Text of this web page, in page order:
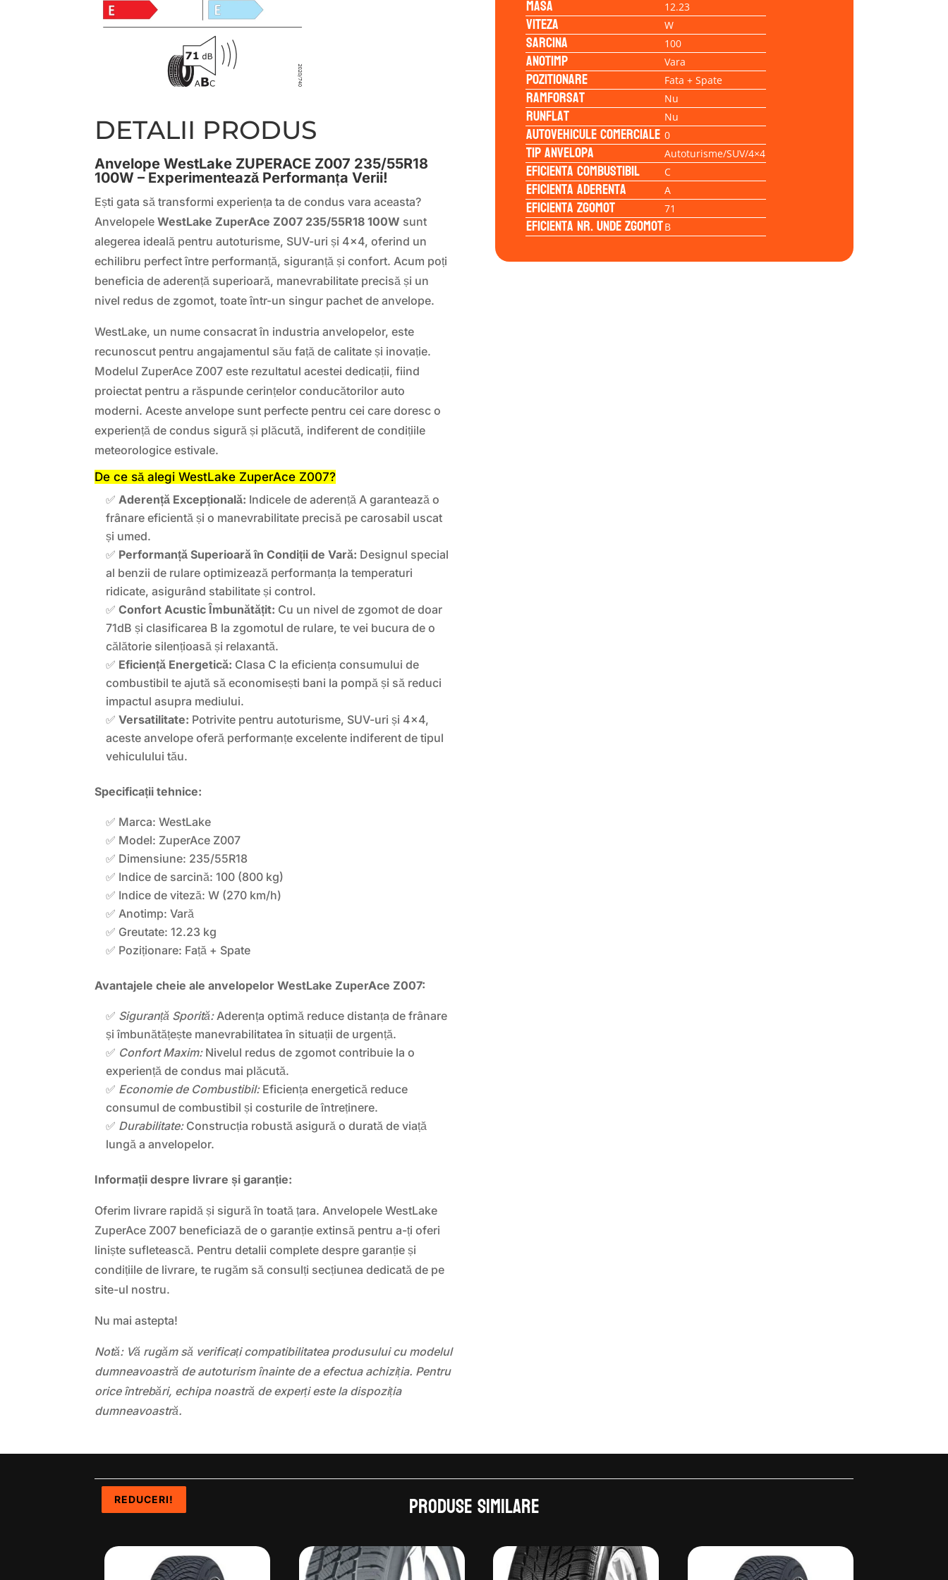
DETALII PRODUS
Anvelope WestLake ZUPERACE Z007 235/55R18
100W – Experimentează Performanța Verii!
Ești gata să transformi experiența ta de condus vara aceasta?
AnvelopeleWestLake ZuperAce Z007 235/55R18 100W sunt
alegerea ideală pentru autoturisme, SUV-uri și 4×4, oferind un
echilibru perfect între performanță, siguranță și confort. Acum poți
beneficia de aderență superioară, manevrabilitate precisă și un
nivel redus de zgomot, toate într-un singur pachet de anvelope.
WestLake, un nume consacrat în industria anvelopelor, este
recunoscut pentru angajamentul său față de calitate și inovație.
Modelul ZuperAce Z007 este rezultatul acestei dedicații, fiind
proiectat pentru a răspunde cerințelor conducătorilor auto
moderni. Aceste anvelope sunt perfecte pentru cei care doresc o
experiență de condus sigură și plăcută, indiferent de condițiile
meteorologice estivale.
De ce să alegi WestLake ZuperAce Z007?
✅ Aderență Excepțională: Indicele de aderență A garantează o
frânare eficientă și o manevrabilitate precisă pe carosabil uscat
și umed.
✅ Performanță Superioară în Condiții de Vară: Designul special
al benzii de rulare optimizează performanța la temperaturi
ridicate, asigurând stabilitate și control.
✅Confort Acustic Îmbunătățit: Cu un nivel de zgomot de doar
71dB și clasificarea B la zgomotul de rulare, te vei bucura de o
călătorie silențioasă și relaxantă.
✅ Eficiență Energetică: Clasa C la eficiența consumului de
combustibil te ajută să economisești bani la pompă și să reduci
impactul asupra mediului.
✅Versatilitate: Potrivite pentru autoturisme, SUV-uri și 4×4,
aceste anvelope oferă performanțe excelente indiferent de tipul
vehiculului tău.
Specificații tehnice:
✅ Marca: WestLake
✅ Model: ZuperAce Z007
✅ Dimensiune: 235/55R18
✅ Indice de sarcină: 100 (800 kg)
✅ Indice de viteză: W (270 km/h)
✅ Anotimp: Vară
✅ Greutate: 12.23 kg
✅ Poziționare: Față + Spate
Avantajele cheie ale anvelopelor WestLake ZuperAce Z007:
✅ Siguranță Sporită:Aderența optimă reduce distanța de frânare
și îmbunătățește manevrabilitatea în situații de urgență.
✅ Confort Maxim:Nivelul redus de zgomot contribuie la o
experiență de condus mai plăcută.
✅ Economie de Combustibil:Eficiența energetică reduce
consumul de combustibil și costurile de întreținere.
✅ Durabilitate:Construcția robustă asigură o durată de viață
lungă a anvelopelor.
Informații despre livrare și garanție:
Oferim livrare rapidă și sigură în toată țara. Anvelopele WestLake
ZuperAce Z007 beneficiază de o garanție extinsă pentru a-ți oferi
liniște sufletească. Pentru detalii complete despre garanție și
condițiile de livrare, te rugăm să consulți secțiunea dedicată de pe
site-ul nostru.
Nu mai astepta!
Notă: Vă rugăm să verificați compatibilitatea produsului cu modelul
dumneavoastră de autoturism înainte de a efectua achiziția. Pentru
orice întrebări, echipa noastră de experți este la dispoziția
dumneavoastră.
Masa 12.23
Viteza W
Sarcina 100
Anotimp Vara
Pozitionare Fata + Spate
Ramforsat Nu
Runflat Nu
Autovehicule comerciale 0
Tip anvelopa Autoturisme/SUV/4×4
Eficienta Combustibil C
Eficienta Aderenta A
Eficienta Zgomot 71
Eficienta Nr. Unde ZgomotB
Produse similare
REDUCERI!
REDUCERI!
REDUCERI!
REDUCERI!